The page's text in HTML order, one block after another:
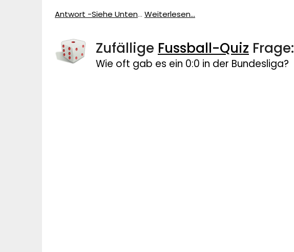
Antwort -Siehe Unten… Weiterlesen...
Zufällige Fussball-Quiz Frage:
Wie oft gab es ein 0:0 in der Bundesliga?